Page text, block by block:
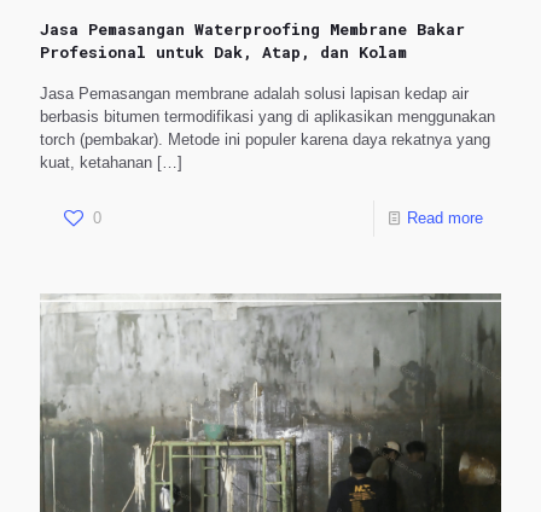
Jasa Pemasangan Waterproofing Membrane Bakar
Profesional untuk Dak, Atap, dan Kolam
Jasa Pemasangan membrane adalah solusi lapisan kedap air
berbasis bitumen termodifikasi yang di aplikasikan menggunakan
torch (pembakar). Metode ini populer karena daya rekatnya yang
kuat, ketahanan […]
0 Read more